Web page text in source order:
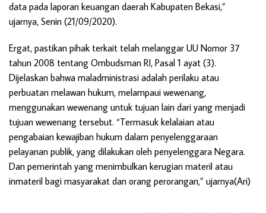
data pada laporan keuangan daerah Kabupaten Bekasi,”
ujarnya, Senin (21/09/2020).
Ergat, pastikan pihak terkait telah melanggar UU Nomor 37
tahun 2008 tentang Ombudsman RI, Pasal 1 ayat (3).
Dijelaskan bahwa maladministrasi adalah perilaku atau
perbuatan melawan hukum, melampaui wewenang,
menggunakan wewenang untuk tujuan lain dari yang menjadi
tujuan wewenang tersebut. “Termasuk kelalaian atau
pengabaian kewajiban hukum dalam penyelenggaraan
pelayanan publik, yang dilakukan oleh penyelenggara Negara.
Dan pemerintah yang menimbulkan kerugian materil atau
inmateril bagi masyarakat dan orang perorangan,” ujarnya(Ari)